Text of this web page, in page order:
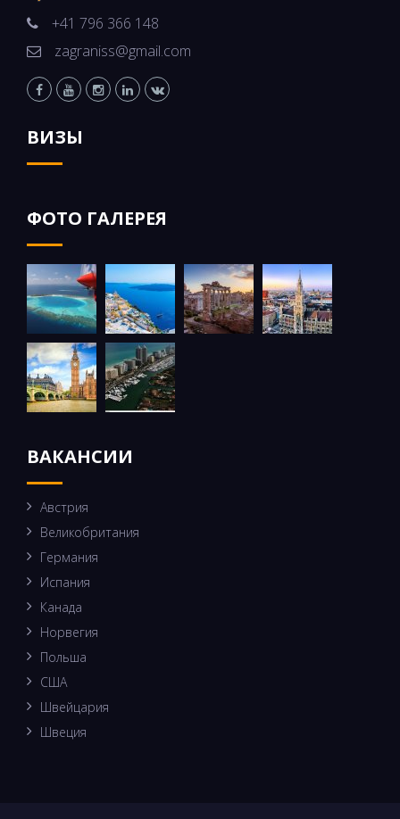
+41 796 366 148
zagraniss@gmail.com
ВИЗЫ
ФОТО ГАЛЕРЕЯ
ВАКАНСИИ
Австрия
Великобритания
Германия
Испания
Канада
Норвегия
Польша
США
Швейцария
Швеция